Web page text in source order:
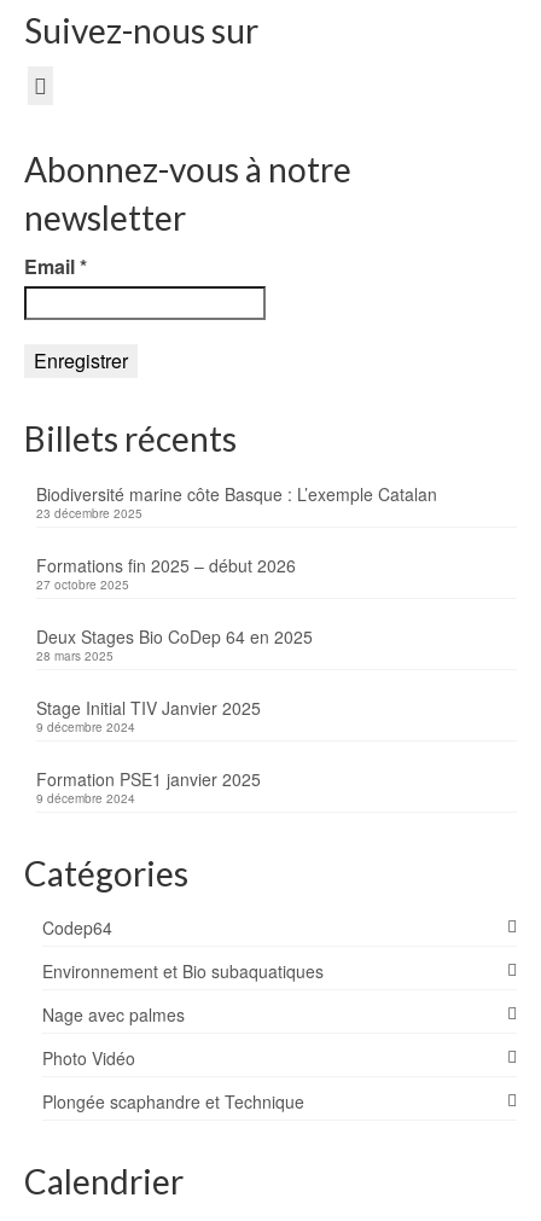
Suivez-nous sur
Abonnez-vous à notre
newsletter
Email*
Billets récents
Biodiversité marine côte Basque : L’exemple Catalan
23 décembre 2025
Formations fin 2025 – début 2026
27 octobre 2025
Deux Stages Bio CoDep 64 en 2025
28 mars 2025
Stage Initial TIV Janvier 2025
9 décembre 2024
Formation PSE1 janvier 2025
9 décembre 2024
Catégories
Codep64
Environnement et Bio subaquatiques
Nage avec palmes
Photo Vidéo
Plongée scaphandre et Technique
Calendrier